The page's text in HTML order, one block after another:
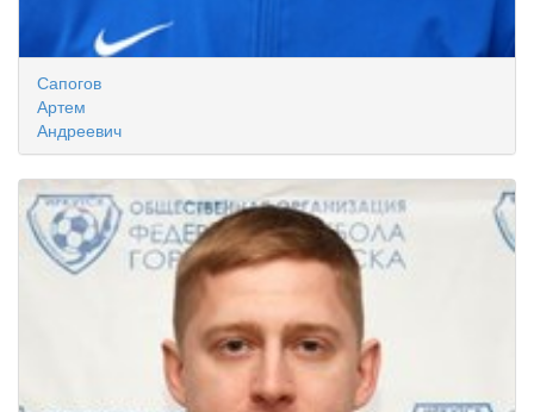
Сапогов
Артем
Андреевич